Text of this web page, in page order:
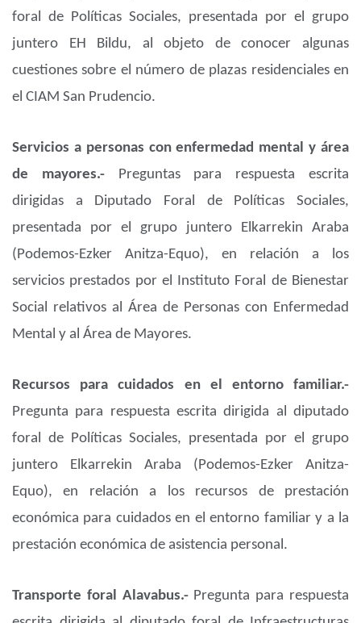
foral de Políticas Sociales, presentada por el grupo
juntero EH Bildu, al objeto de conocer algunas
cuestiones sobre el número de plazas residenciales en
el CIAM San Prudencio.
Servicios a personas con enfermedad mental y área
de mayores.- Preguntas para respuesta escrita
dirigidas a Diputado Foral de Políticas Sociales,
presentada por el grupo juntero Elkarrekin Araba
(Podemos-Ezker Anitza-Equo), en relación a los
servicios prestados por el Instituto Foral de Bienestar
Social relativos al Área de Personas con Enfermedad
Mental y al Área de Mayores.
Recursos para cuidados en el entorno familiar.-
Pregunta para respuesta escrita dirigida al diputado
foral de Políticas Sociales, presentada por el grupo
juntero Elkarrekin Araba (Podemos-Ezker Anitza-
Equo), en relación a los recursos de prestación
económica para cuidados en el entorno familiar y a la
prestación económica de asistencia personal.
Transporte foral Alavabus.- Pregunta para respuesta